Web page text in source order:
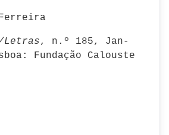
Letras, n.º 185, Jan-
Fundação Calouste